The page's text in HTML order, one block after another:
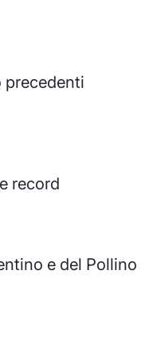
precedenti
record
e del Pollino